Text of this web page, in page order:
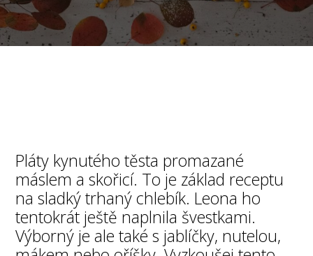
Pláty kynutého těsta promazané
máslem a skořicí. To je základ receptu
na sladký trhaný chlebík. Leona ho
tentokrát ještě naplnila švestkami.
Výborný je ale také s jablíčky, nutelou,